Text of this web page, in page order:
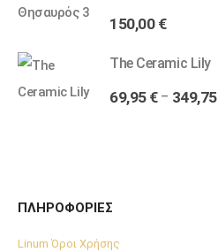
150,00 €
The Ceramic Lily
69,95 € – 349,75
ΠΛΗΡΟΦΟΡΙΕΣ
Linum Όροι Χρήσης